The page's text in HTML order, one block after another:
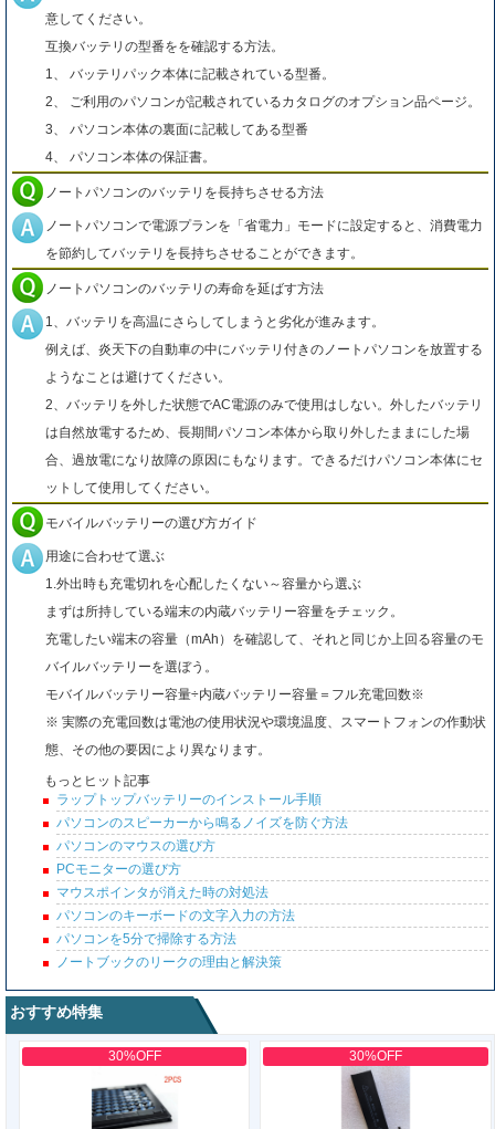
意してください。
互換バッテリの型番をを確認する方法。
1、 バッテリパック本体に記載されている型番。
2、 ご利用のパソコンが記載されているカタログのオプション品ページ。
3、 パソコン本体の裏面に記載してある型番
4、 パソコン本体の保証書。
ノートパソコンのバッテリを長持ちさせる方法
ノートパソコンで電源プランを「省電力」モードに設定すると、消費電力
を節約してバッテリを長持ちさせることができます。
ノートパソコンのバッテリの寿命を延ばす方法
1、バッテリを高温にさらしてしまうと劣化が進みます。
例えば、炎天下の自動車の中にバッテリ付きのノートパソコンを放置する
ようなことは避けてください。
2、バッテリを外した状態でAC電源のみで使用はしない。外したバッテリ
は自然放電するため、長期間パソコン本体から取り外したままにした場
合、過放電になり故障の原因にもなります。できるだけパソコン本体にセ
ットして使用してください。
モバイルバッテリーの選び方ガイド
用途に合わせて選ぶ
1.外出時も充電切れを心配したくない～容量から選ぶ
まずは所持している端末の内蔵バッテリー容量をチェック。
充電したい端末の容量（mAh）を確認して、それと同じか上回る容量のモ
バイルバッテリーを選ぼう。
モバイルバッテリー容量÷内蔵バッテリー容量＝フル充電回数※
※ 実際の充電回数は電池の使用状況や環境温度、スマートフォンの作動状
態、その他の要因により異なります。
もっとヒット記事
ラップトップバッテリーのインストール手順
パソコンのスピーカーから鳴るノイズを防ぐ方法
パソコンのマウスの選び方
PCモニターの選び方
マウスポインタが消えた時の対処法
パソコンのキーボードの文字入力の方法
パソコンを5分で掃除する方法
ノートブックのリークの理由と解決策
おすすめ特集
30%OFF 30%OFF